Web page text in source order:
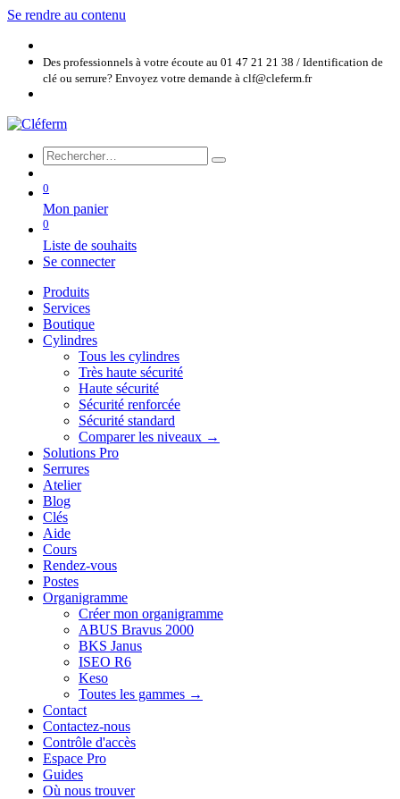
Se rendre au contenu
Des professionnels à votre écoute au 01 47 21 21 38 / Identification de
clé ou serrure? Envoyez votre demande à clf@cleferm.fr
0
Mon panier
0
Liste de souhaits
Se connecter
Produits
Services
Boutique
Cylindres
Tous les cylindres
Très haute sécurité
Haute sécurité
Sécurité renforcée
Sécurité standard
Comparer les niveaux →
Solutions Pro
Serrures
Atelier
Blog
Clés
Aide
Cours
Rendez-vous
Postes
Organigramme
Créer mon organigramme
ABUS Bravus 2000
BKS Janus
ISEO R6
Keso
Toutes les gammes →
Contact
Contactez-nous
Contrôle d'accès
Espace Pro
Guides
Où nous trouver